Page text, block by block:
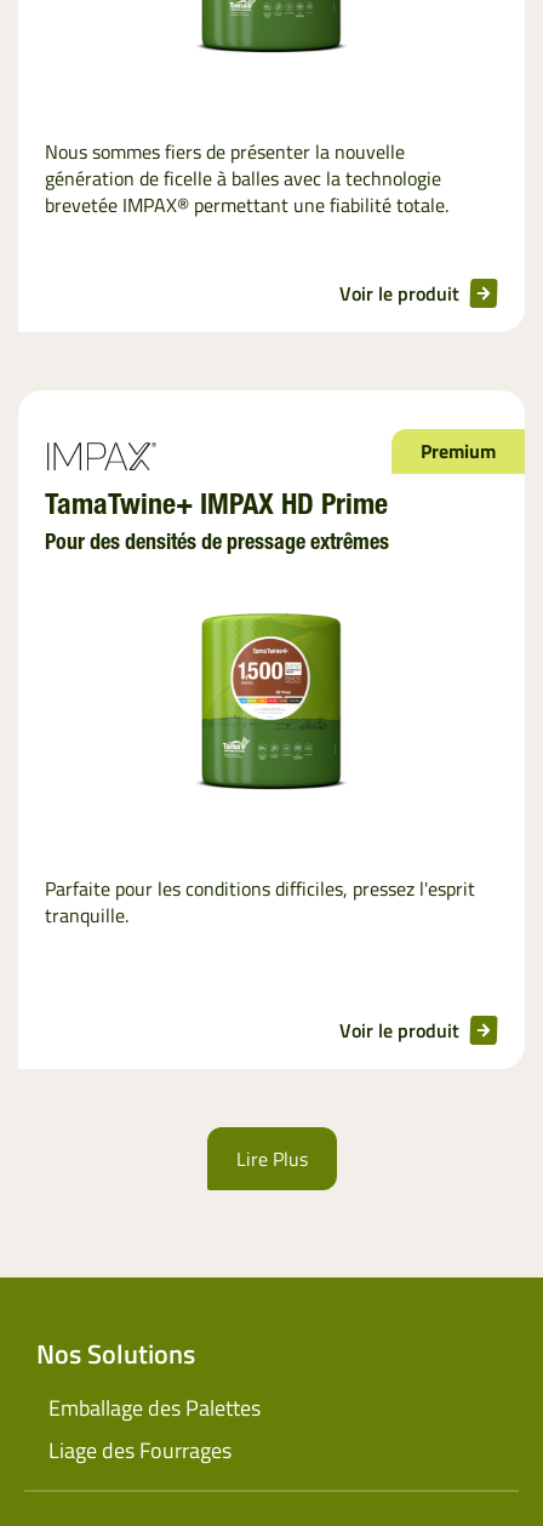
Nous sommes fiers de présenter la nouvelle
génération de ficelle à balles avec la technologie
brevetée IMPAX® permettant une fiabilité totale.
Voir le produit
Premium
TamaTwine+ IMPAX HD Prime
Pour des densités de pressage extrêmes
Parfaite pour les conditions difficiles, pressez l'esprit
tranquille.
Voir le produit
Lire Plus
Nos Solutions
Emballage des Palettes
Liage des Fourrages